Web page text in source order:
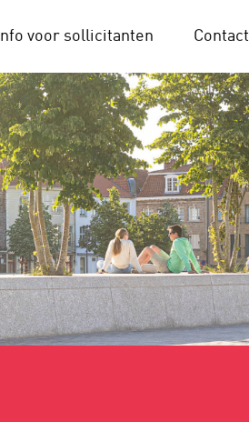
Info voor sollicitanten Contact